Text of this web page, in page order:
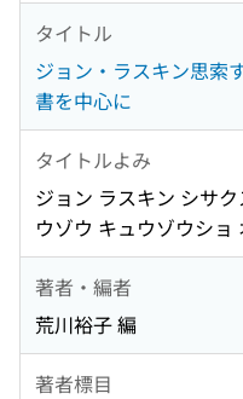
タイトル
ジョン・ラスキン思索
書を中心に
タイトルよみ
ジョン ラスキン シサ
ウゾウ キュウゾウショ
著者・編者
荒川裕子 編
著者標目